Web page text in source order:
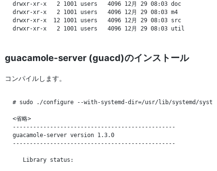
drwxr-xr-x   2 1001 users   4096 12月 29 08:03 doc
drwxr-xr-x   2 1001 users   4096 12月 29 08:03 m4
drwxr-xr-x  12 1001 users   4096 12月 29 08:03 src
guacamole-server (guacd)のインストール
コンパイルします。
# sudo ./configure --with-systemd-dir=/usr/lib/systemd/
<省略>
------------------------------------------------
guacamole-server version 1.3.0
------------------------------------------------
   Library status: